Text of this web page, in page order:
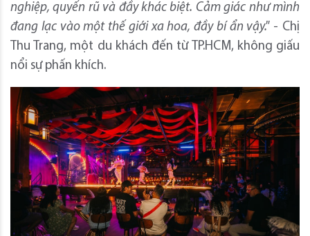
nghiệp, quyến rũ và đầy khác biệt. Cảm giác như mình
đang lạc vào một thế giới xa hoa, đầy bí ẩn vậy."- Chị
Thu Trang, một du khách đến từ TP.HCM, không giấu
nổi sự phấn khích.